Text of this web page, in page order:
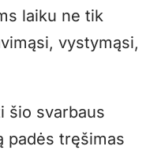
laiku ne tik
vystymąsi,
šio svarbaus
padės tręšimas